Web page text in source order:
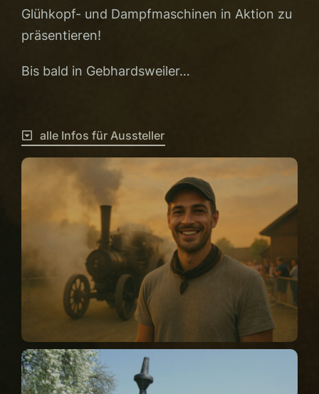
Glühkopf- und Dampfmaschinen in Aktion zu
präsentieren!
Bis bald in Gebhardsweiler…
alle Infos für Aussteller